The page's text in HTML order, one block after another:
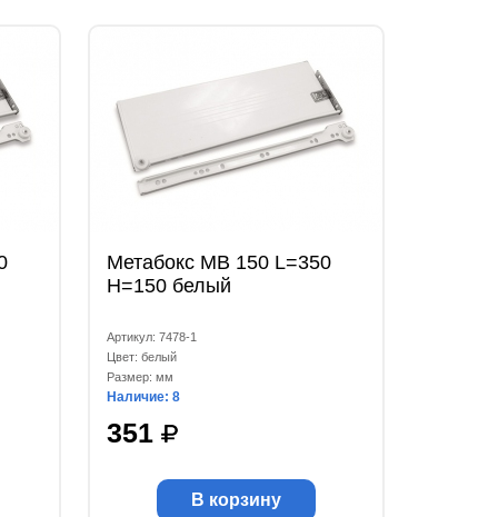
Метабокс МВ 150 L=350
Н=150 белый
Артикул: 7478-1
Цвет: белый
Размер: мм
Наличие: 8
351
В корзину